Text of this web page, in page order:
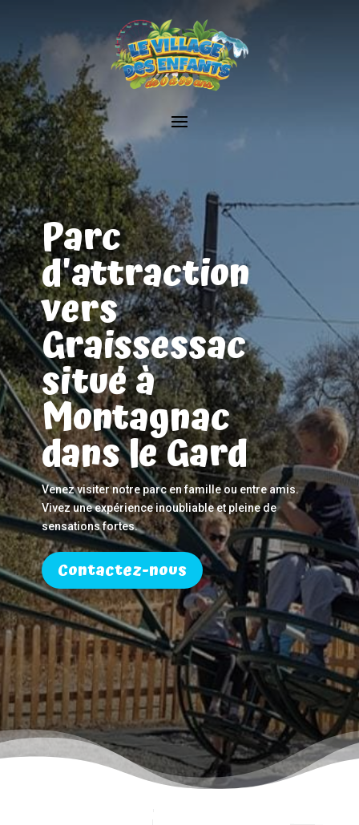
Parc
d'attraction
vers
Graissessac
situé à
Montagnac
dans le Gard
Venez visiter notre parc en famille ou entre amis.
Vivez une expérience inoubliable et pleine de
sensations fortes.
Contactez-nous